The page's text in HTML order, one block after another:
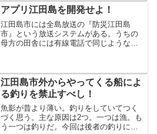
て驚いた。エタジマ、やればできる子
だ！ただし、マーケ...
アプリ江田島を開発せよ！
江田島市には全島放送の『防災江田島
市』という放送システムがある。うちの
母方の田舎には有線電話で同じようなシ
とウザさもなくなり、むしろ...
江田島市外からやってくる船によ
る釣りを禁止すべし！
魚影が昔より薄い。釣りをしていてつく
づく思う。主な原因は2つ。一つは漁。も
う一つは釣りだ。今回は後者の釣りにス